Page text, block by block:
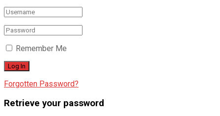
Remember Me
Forgotten Password?
Retrieve your password